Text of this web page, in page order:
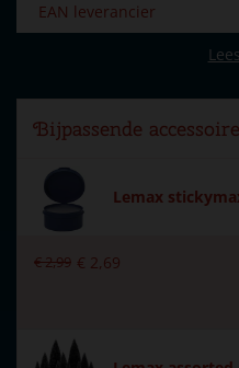
EAN leverancier
Dorpsnaam
Locatie
Soort
Introductiejaar
Met verlichting
Met muziek
Bijpassende
Lemax
€2,99 € 2,69